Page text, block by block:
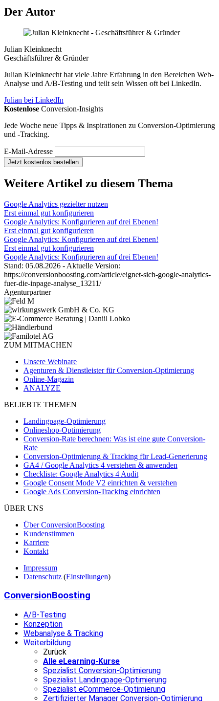
Der Autor
Julian Kleinknecht
Geschäftsführer & Gründer
Julian Kleinknecht hat viele Jahre Erfahrung in den Bereichen Web-
Analyse und A/B-Testing und teilt sein Wissen oft bei LinkedIn.
Julian bei LinkedIn
Kostenlose Conversion-Insights
Jede Woche neue Tipps & Inspirationen zu Conversion-Optimierung
und -Tracking.
E-Mail-Adresse
Jetzt kostenlos bestellen
Weitere Artikel zu diesem Thema
Google Analytics gezielter nutzen
Erst einmal gut konfigurieren
Google Analytics: Konfigurieren auf drei Ebenen!
Erst einmal gut konfigurieren
Google Analytics: Konfigurieren auf drei Ebenen!
Erst einmal gut konfigurieren
Google Analytics: Konfigurieren auf drei Ebenen!
Stand: 05.08.2026 - Aktuelle Version:
https://conversionboosting.com/article/eignet-sich-google-analytics-
fuer-die-inpage-analyse_13211/
Agenturpartner
ZUM MITMACHEN
Unsere Webinare
Agenturen & Dienstleister für Conversion-Optimierung
Online-Magazin
ANALYZE
BELIEBTE THEMEN
Landingpage-Optimierung
Onlineshop-Optimierung
Conversion-Rate berechnen: Was ist eine gute Conversion-
Rate
Conversion-Optimierung & Tracking für Lead-Generierung
GA4 / Google Analytics 4 verstehen & anwenden
Checkliste: Google Analytics 4 Audit
Google Consent Mode V2 einrichten & verstehen
Google Ads Conversion-Tracking einrichten
ÜBER UNS
Über ConversionBoosting
Kundenstimmen
Karriere
Kontakt
Impressum
Datenschutz (Einstellungen)
ConversionBoosting
A/B-Testing
Konzeption
Webanalyse & Tracking
Weiterbildung
Zurück
Alle eLearning-Kurse
Spezialist Conversion-Optimierung
Spezialist Landingpage-Optimierung
Spezialist eCommerce-Optimierung
Zertifizierter Manager Conversion-Optimierung